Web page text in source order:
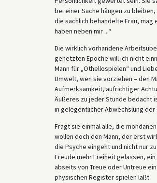
bei einer Sache hängen zu
die sachlich behandelte Frau, mag
haben neben mir ...“
Die wirklich vorhandene
gehetzten Epoche will ich nicht
Mann für „Othellospielen“ und
Umwelt, wen sie vorziehen – den
Aufmerksamkeit, aufrichtiger
Äußeres zu jeder Stunde bedacht
in gelegentlicher Abwechslung
Fragt sie einmal alle, die
wollen doch den Mann, der erst
die Psyche eingeht und nicht nur
Freude mehr Freiheit gelassen,
abseits von Treue oder Untreue
physischen Register spielen läßt.